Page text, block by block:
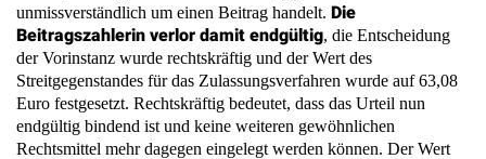
unmissverständlich um einen Beitrag handelt. Die
Beitragszahlerin verlor damit endgültig, die Entscheidung
der Vorinstanz wurde rechtskräftig und der Wert des
Streitgegenstandes für das Zulassungsverfahren wurde auf 63,08
Euro festgesetzt. Rechtskräftig bedeutet, dass das Urteil nun
endgültig bindend ist und keine weiteren gewöhnlichen
Rechtsmittel mehr dagegen eingelegt werden können. Der Wert